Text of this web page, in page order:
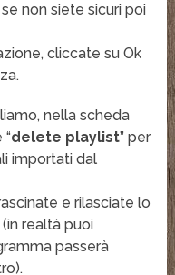
non siete sicuri poi
cliccate su Ok
nella scheda
delete playlist” per
importati dal
e rilasciate lo
realtà puoi
passerà